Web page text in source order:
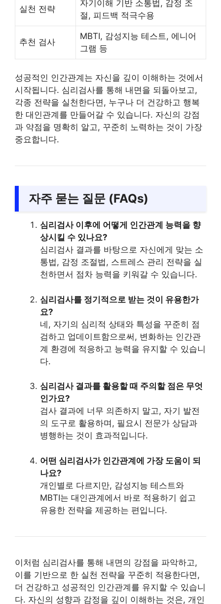
실천 전략
자기이해 기반 소통법, 감정 조
절, 피드백 적극수용
추천 검사
MBTI, 감성지능 테스트, 에니어
그램 등
성공적인 인간관계는 자신을 깊이 이해하는 것에서
시작됩니다. 심리검사를 통해 내면을 되돌아보고,
각종 전략을 실천한다면, 누구나 더 건강하고 행복
한 대인관계를 만들어갈 수 있습니다. 자신의 강점
과 약점을 명확히 알고, 꾸준히 노력하는 것이 가장
중요합니다.
자주 묻는 질문 (FAQs)
심리검사 이후에 어떻게 인간관계 능력을 향
상시킬 수 있나요?
심리검사 결과를 바탕으로 자신에게 맞는 소
통법, 감정 조절법, 스트레스 관리 전략을 실
천하면서 점차 능력을 키워갈 수 있습니다.
심리검사를 정기적으로 받는 것이 유용한가
요?
네, 자기의 심리적 상태와 특성을 꾸준히 점
검하고 업데이트함으로써, 변화하는 인간관
계 환경에 적응하고 능력을 유지할 수 있습니
다.
심리검사 결과를 활용할 때 주의할 점은 무엇
인가요?
검사 결과에 너무 의존하지 말고, 자기 발전
의 도구로 활용하며, 필요시 전문가 상담과
병행하는 것이 효과적입니다.
어떤 심리검사가 인간관계에 가장 도움이 되
나요?
개인별로 다르지만, 감성지능 테스트와
MBTI는 대인관계에서 바로 적용하기 쉽고
유용한 전략을 제공하는 편입니다.
이처럼 심리검사를 통해 내면의 강점을 파악하고,
이를 기반으로 한 실천 전략을 꾸준히 적용한다면,
더 건강하고 성공적인 인간관계를 유지할 수 있습니
다. 자신의 성향과 감정을 깊이 이해하는 것은, 개인